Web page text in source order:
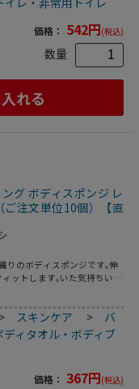
価格： 542円(税込)
数量
れる
グ ボディスポンジ レ
ご注文単位10個）【直
りのボディスポンジです｡伸
ットします｡いた気持ちいい
リ感があります｡豊かな泡立
クに掛けて保管するのに便
スキンケア > バ
ディタオル・ボディブ
価格： 367円(税込)